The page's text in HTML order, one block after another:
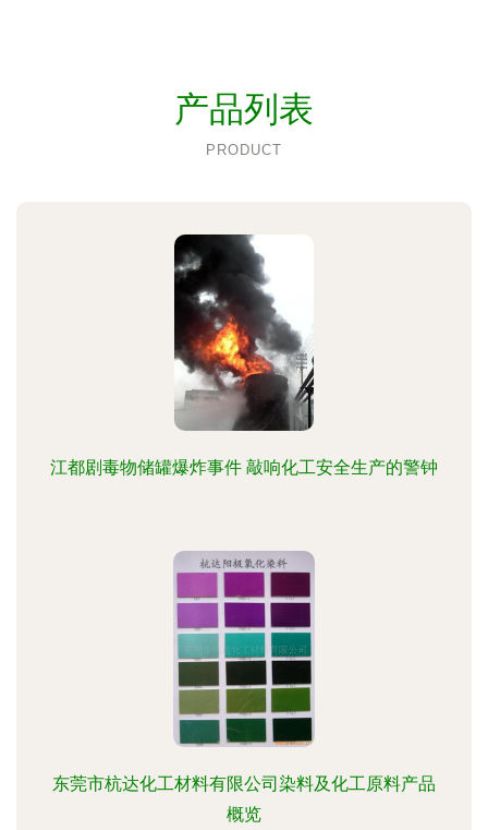
产品列表
PRODUCT
江都剧毒物储罐爆炸事件 敲响化工安全生产的警钟
东莞市杭达化工材料有限公司染料及化工原料产品
概览